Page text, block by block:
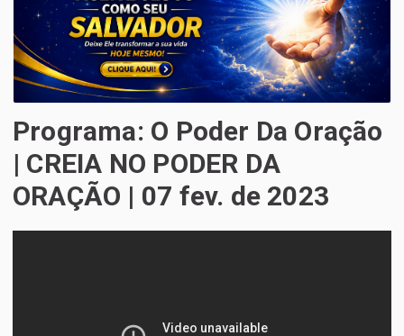
Programa: O Poder Da Oração
| CREIA NO PODER DA
ORAÇÃO | 07 fev. de 2023